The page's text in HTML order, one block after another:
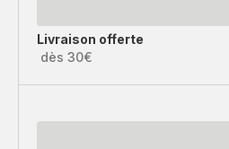
Livraison offerte
dès 30€